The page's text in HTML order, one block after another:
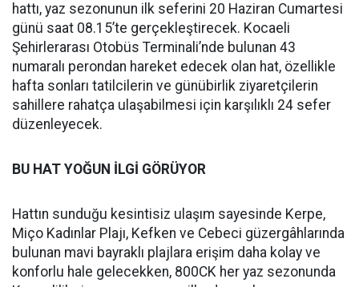
hattı, yaz sezonunun ilk seferini 20 Haziran Cumartesi
günü saat 08.15’te gerçekleştirecek. Kocaeli
Şehirlerarası Otobüs Terminali’nde bulunan 43
numaralı perondan hareket edecek olan hat, özellikle
hafta sonları tatilcilerin ve günübirlik ziyaretçilerin
sahillere rahatça ulaşabilmesi için karşılıklı 24 sefer
düzenleyecek.
BU HAT YOĞUN İLGİ GÖRÜYOR
Hattın sunduğu kesintisiz ulaşım sayesinde Kerpe,
Miço Kadınlar Plajı, Kefken ve Cebeci güzergâhlarında
bulunan mavi bayraklı plajlara erişim daha kolay ve
konforlu hale gelecekken, 800CK her yaz sezonunda